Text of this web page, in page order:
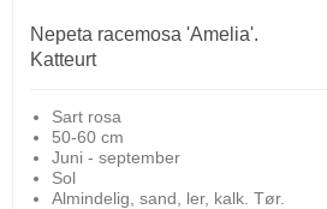
Nepeta racemosa 'Amelia'.
Katteurt
Sart rosa
50-60 cm
Juni - september
Sol
Almindelig, sand, ler, kalk. Tør.